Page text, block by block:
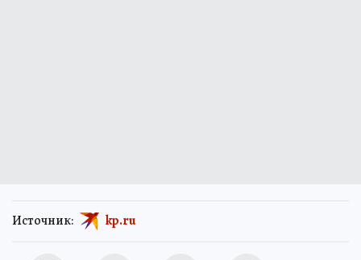
Источник: kp.ru